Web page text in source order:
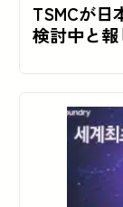
TSMCが日
検討中と